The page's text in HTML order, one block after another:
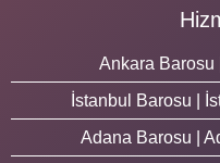
Ankara Barosu
İstanbul Barosu |
Adana Barosu |